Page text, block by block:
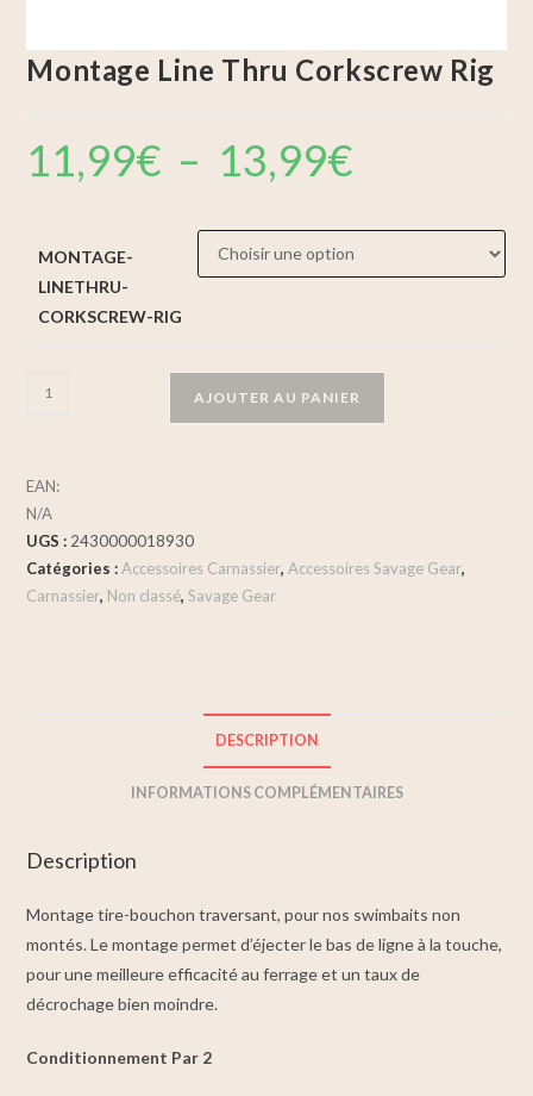
Montage Line Thru Corkscrew Rig
11,99€ – 13,99€
MONTAGE-
LINETHRU-
CORKSCREW-RIG
AJOUTER AU PANIER
EAN:
N/A
UGS : 2430000018930
Catégories :Accessoires Carnassier,Accessoires Savage Gear,
Carnassier, Non classé,Savage Gear
DESCRIPTION
INFORMATIONS COMPLÉMENTAIRES
Description
Montage tire-bouchon traversant, pour nos swimbaits non
montés. Le montage permet d’éjecter le bas de ligne à la touche,
pour une meilleure efficacité au ferrage et un taux de
décrochage bien moindre.
Conditionnement Par 2